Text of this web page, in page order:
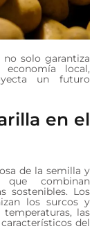
solo garantiza
local,
un futuro
en el
de la semilla y
combinan
sostenibles. Los
los surcos y
las
del